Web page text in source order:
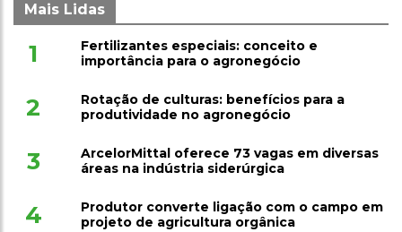
Mais Lidas
1
Fertilizantes especiais: conceito e
importância para o agronegócio
2
Rotação de culturas: benefícios para a
produtividade no agronegócio
3
ArcelorMittal oferece 73 vagas em diversas
áreas na indústria siderúrgica
4
Produtor converte ligação com o campo em
projeto de agricultura orgânica